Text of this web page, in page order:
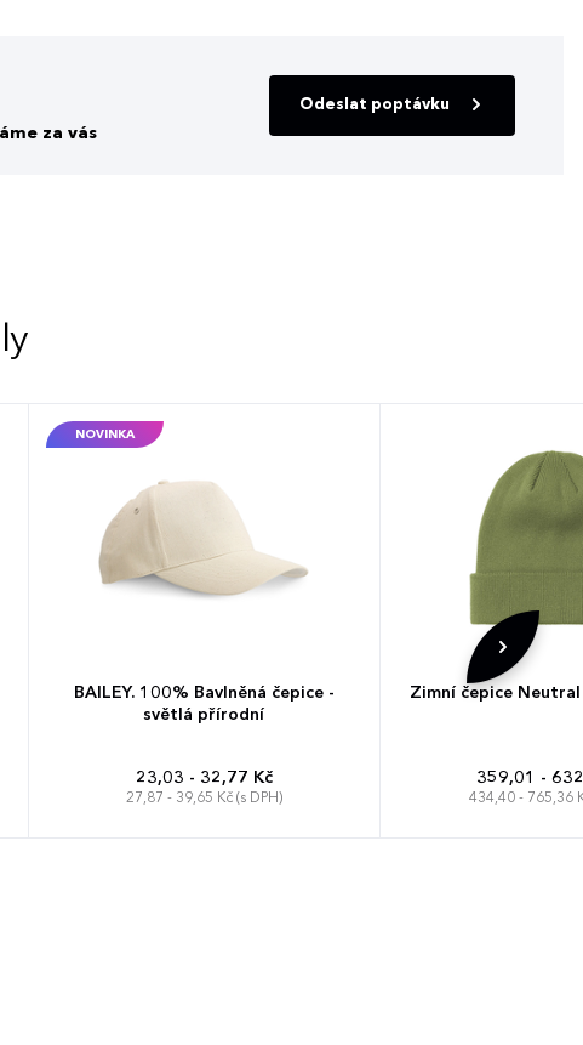
za vás
Odeslat poptávku
NOVINKA
BAILEY. 100% Bavlněná čepice -
světlá přírodní
23,03 - 32,77 Kč
27,87 - 39,65 Kč (s DPH)
Zimní čepice Neutral
359,01 -
434,40 - 765,36